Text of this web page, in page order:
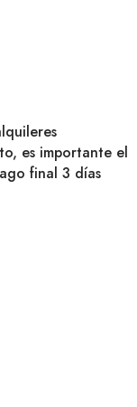
es importante el
final 3 días